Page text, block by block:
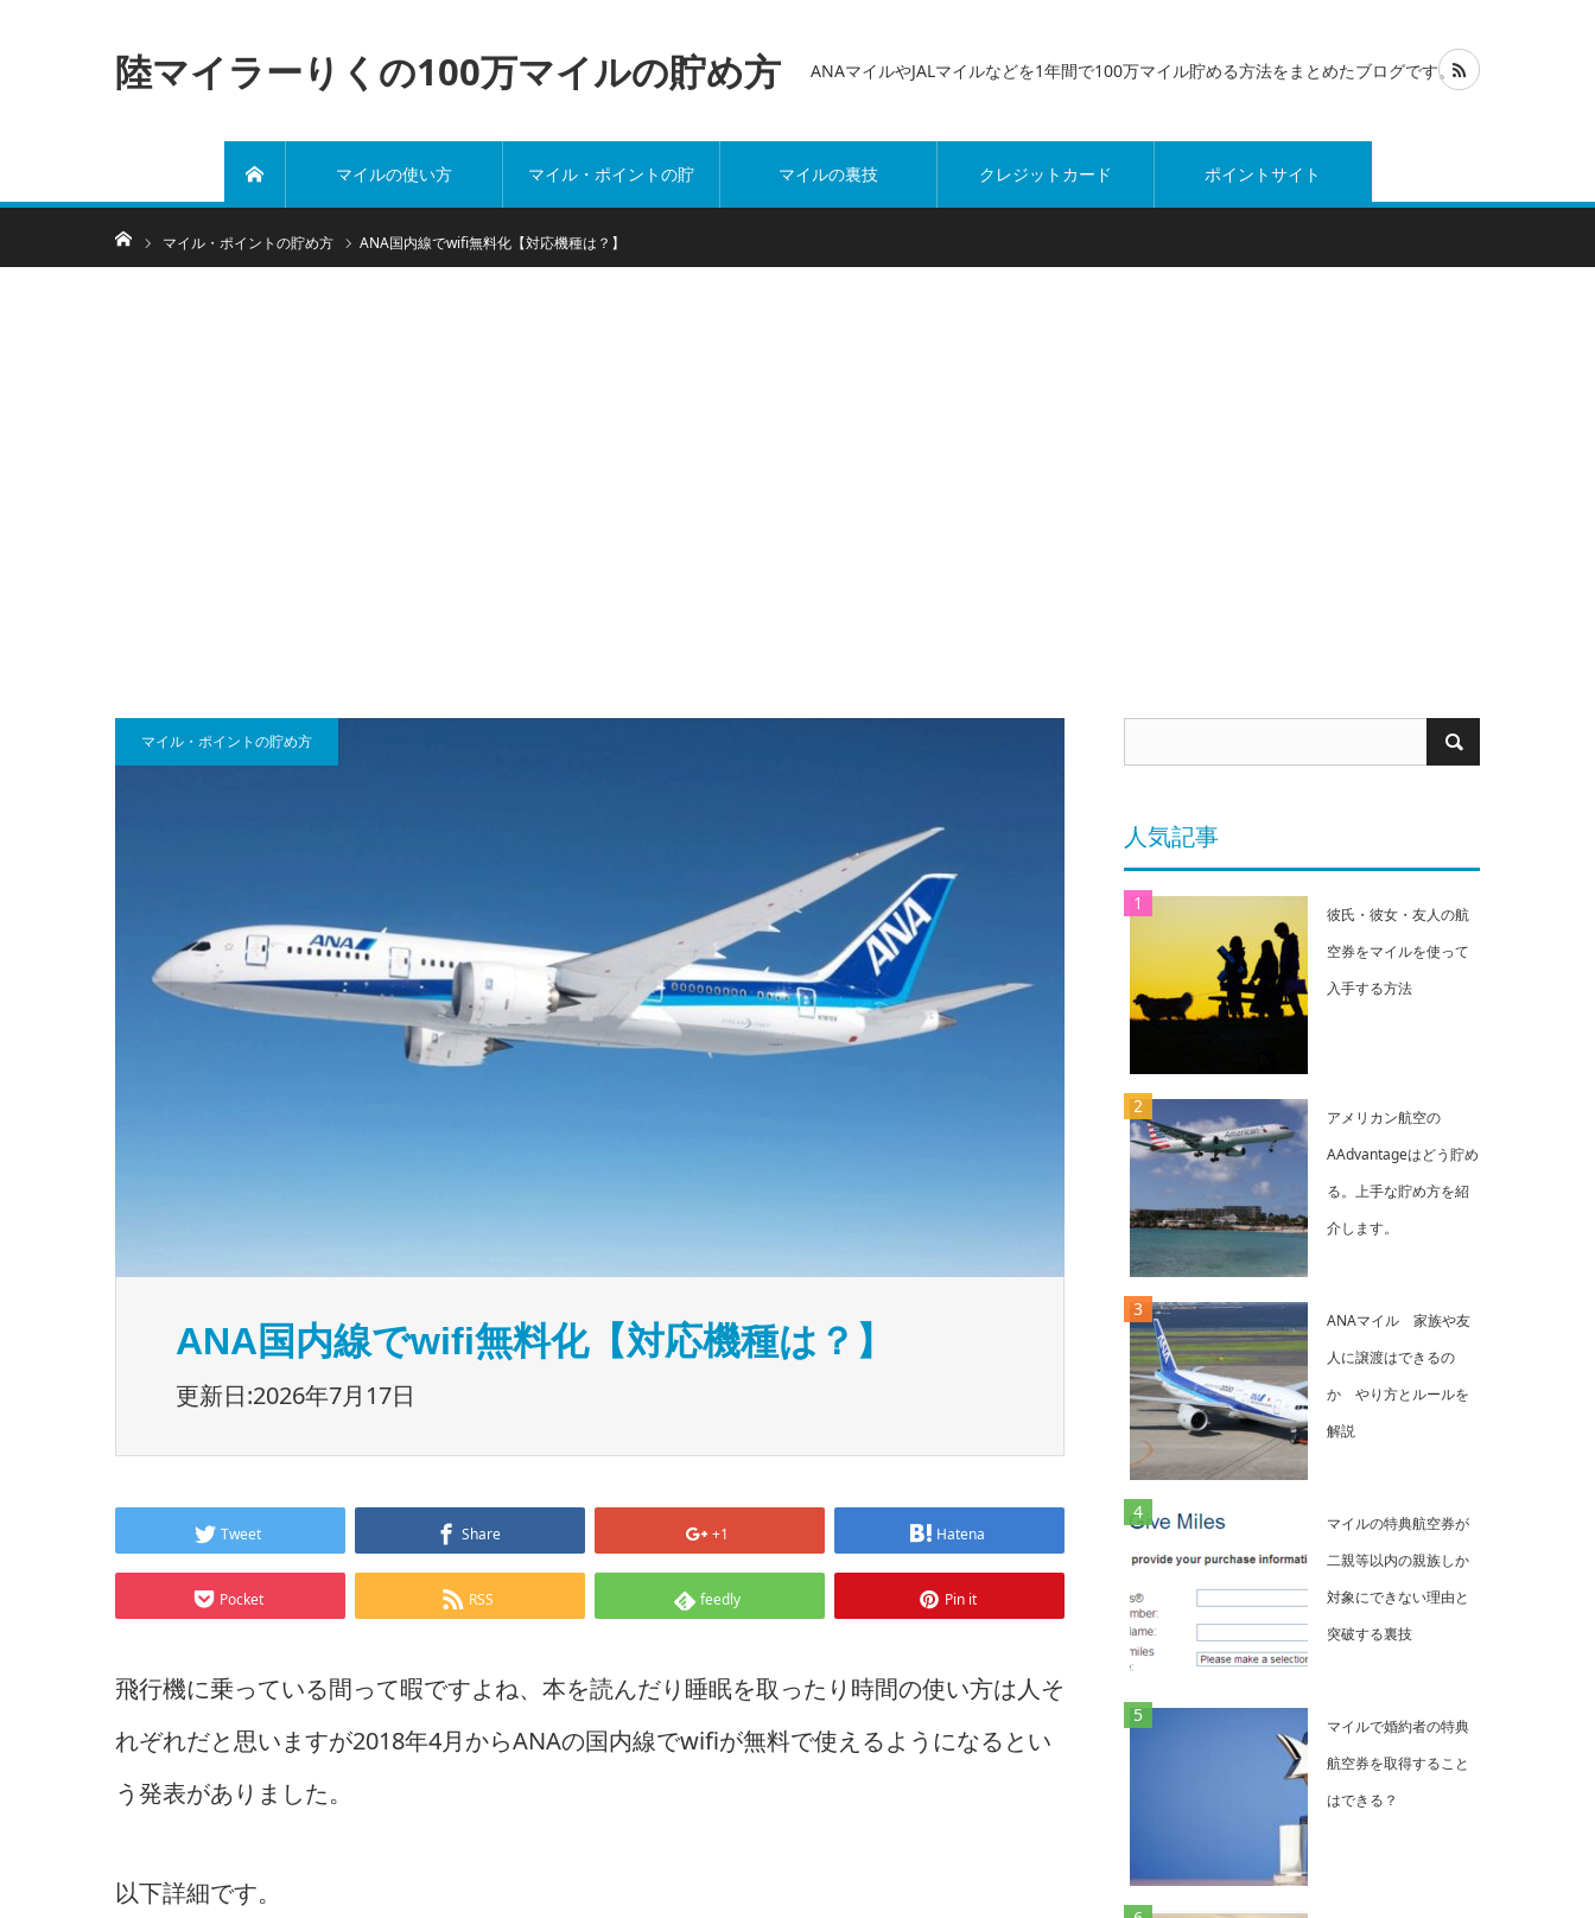
陸マイラーりくの100万マイルの貯め方 ANAマイルやJALマイルなどを1年間で100万マイル貯める方法をまとめたブログです。
マイルの使い方 マイル・ポイントの貯
め方
マイルの裏技 クレジットカード ポイントサイト
ホームマイル・ポイントの貯め方 ANA国内線でwifi無料化【対応機種は？】
マイル・ポイントの貯め方
ANA国内線でwifi無料化【対応機種は？】
更新日:2026年7月17日
Tweet Share +1 Hatena
Pocket RSS feedly Pin it
飛行機に乗っている間って暇ですよね、本を読んだり睡眠を取ったり時間の使い方は人そ
れぞれだと思いますが2018年4月からANAの国内線でwifiが無料で使えるようになるとい
う発表がありました。
以下詳細です。
人気記事
彼氏・彼女・友人の航
空券をマイルを使って
入手する方法
アメリカン航空の
AAdvantageはどう貯め
る。上手な貯め方を紹
介します。
ANAマイル 家族や友
人に譲渡はできるの
か やり方とルールを
解説
マイルの特典航空券が
二親等以内の親族しか
対象にできない理由と
突破する裏技
マイルで婚約者の特典
航空券を取得すること
はできる？